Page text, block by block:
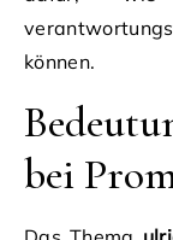
können.
bei